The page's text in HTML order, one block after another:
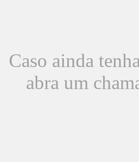
Caso ainda
abra um